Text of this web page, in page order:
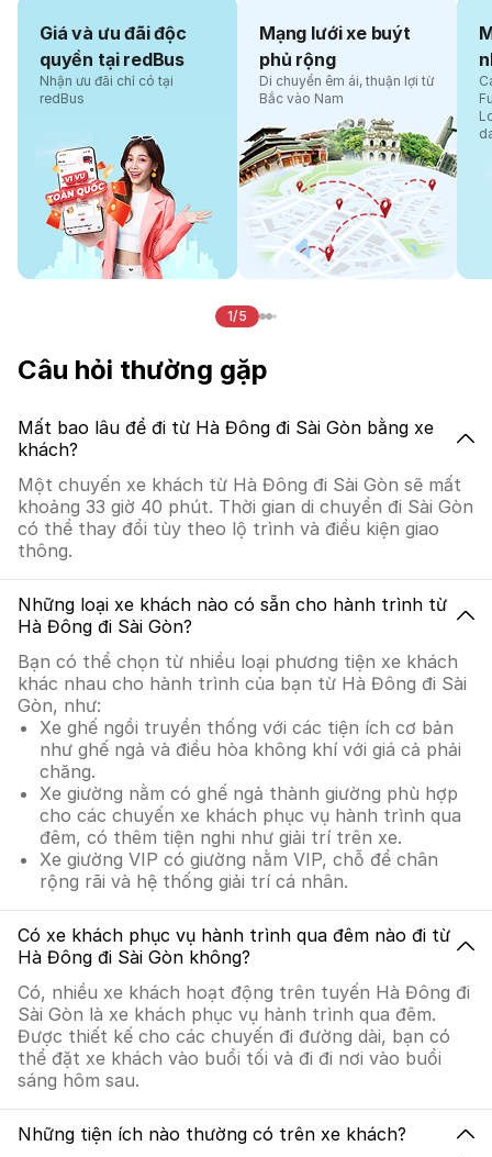
Giá và ưu đãi độc
quyền tại redBus
Nhận ưu đãi chỉ có tại
redBus
Mạng lưới xe buýt
phủ rộng
Di chuyển êm ái, thuận lợi từ
Bắc vào Nam
1/5
Câu hỏi thường gặp
Mất bao lâu để đi từ Hà Đông đi Sài Gòn bằng xe
khách?
Một chuyến xe khách từ Hà Đông đi Sài Gòn sẽ mất
khoảng 33 giờ 40 phút. Thời gian di chuyển đi Sài Gòn
có thể thay đổi tùy theo lộ trình và điều kiện giao
thông.
Những loại xe khách nào có sẵn cho hành trình từ
Hà Đông đi Sài Gòn?
Bạn có thể chọn từ nhiều loại phương tiện xe khách
khác nhau cho hành trình của bạn từ Hà Đông đi Sài
Gòn, như:
Xe ghế ngồi truyền thống với các tiện ích cơ bản
như ghế ngả và điều hòa không khí với giá cả phải
chăng.
Xe giường nằm có ghế ngả thành giường phù hợp
cho các chuyến xe khách phục vụ hành trình qua
đêm, có thêm tiện nghi như giải trí trên xe.
Xe giường VIP có giường nằm VIP, chỗ để chân
rộng rãi và hệ thống giải trí cá nhân.
Có xe khách phục vụ hành trình qua đêm nào đi từ
Hà Đông đi Sài Gòn không?
Có, nhiều xe khách hoạt động trên tuyến Hà Đông đi
Sài Gòn là xe khách phục vụ hành trình qua đêm.
Được thiết kế cho các chuyến đi đường dài, bạn có
thể đặt xe khách vào buổi tối và đi đi nơi vào buổi
sáng hôm sau.
Những tiện ích nào thường có trên xe khách?